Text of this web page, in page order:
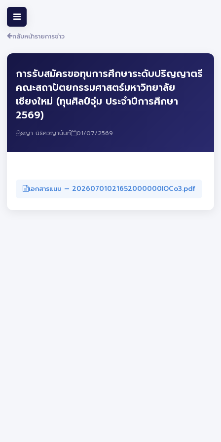
กลับหน้ารายการข่าว
การรับสมัครขอทุนการศึกษาระดับปริญญาตรี
คณะสถาปัตยกรรมศาสตร์มหาวิทยาลัย
เชียงใหม่ (ทุนศิลป์จุ่ม ประจำปีการศึกษา
2569)
ธญา นิธิศวญานันท์ 01/07/2569
เอกสารแนบ — 20260701021652000000lOCo3.pdf